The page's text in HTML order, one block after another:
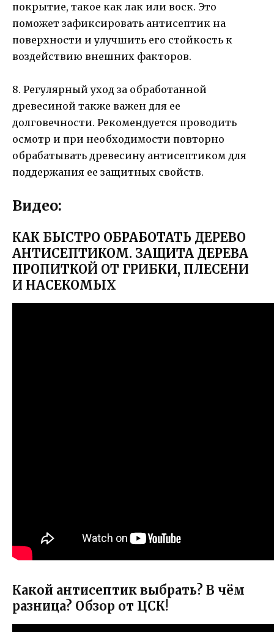
покрытие, такое как лак или воск. Это
поможет зафиксировать антисептик на
поверхности и улучшить его стойкость к
воздействию внешних факторов.
8. Регулярный уход за обработанной
древесиной также важен для ее
долговечности. Рекомендуется проводить
осмотр и при необходимости повторно
обрабатывать древесину антисептиком для
поддержания ее защитных свойств.
Видео:
КАК БЫСТРО ОБРАБОТАТЬ ДЕРЕВО
АНТИСЕПТИКОМ. ЗАЩИТА ДЕРЕВА
ПРОПИТКОЙ ОТ ГРИБКИ, ПЛЕСЕНИ
И НАСЕКОМЫХ
Какой антисептик выбрать? В чём
разница? Обзор от ЦСК!